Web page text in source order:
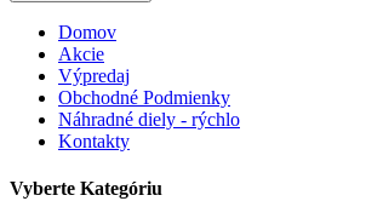
Domov
Akcie
Výpredaj
Obchodné Podmienky
Náhradné diely - rýchlo
Kontakty
Vyberte Kategóriu